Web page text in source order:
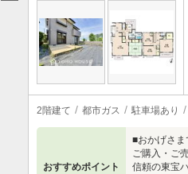
2階建て 都市ガス 駐車場あり
おすすめポイント
■おかげさま
ご購入・ご
信頼の東宝